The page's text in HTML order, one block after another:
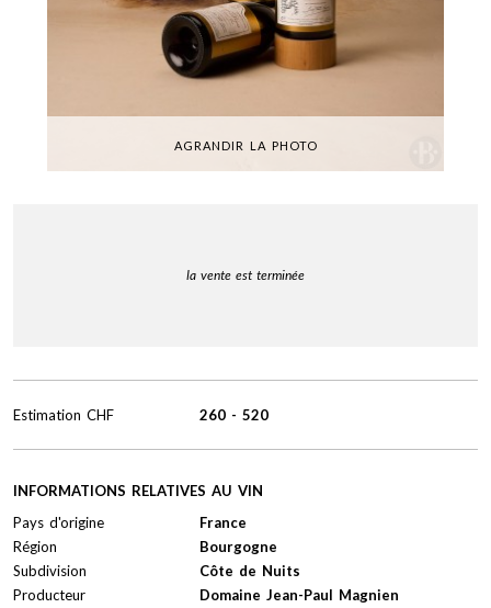
AGRANDIR LA PHOTO
la vente est terminée
INFORMATIONS RELATIVES AU VIN
Pays d'origine
France
Région
Bourgogne
Subdivision
Côte de Nuits
Producteur
Domaine Jean-Paul Magnien
Estimation CHF 260 - 520